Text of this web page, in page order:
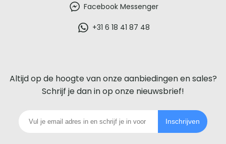
voor
iedere
telefoon
Facebook Messenger
+31 6 18 41 87 48
Altijd op de hoogte van onze aanbiedingen en sales?
Schrijf je dan in op onze nieuwsbrief!
Inschrijven